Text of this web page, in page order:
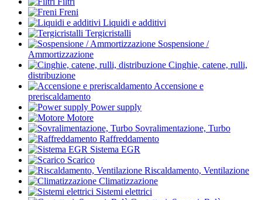
Freni
Liquidi e additivi
Tergicristalli
Sospensione /
Ammortizzazione
Cinghie, catene, rulli,
distribuzione
Accensione e
preriscaldamento
Power supply
Motore
Sovralimentazione, Turbo
Raffreddamento
Sistema EGR
Scarico
Riscaldamento, Ventilazione
Climatizzazione
Sistemi elettrici